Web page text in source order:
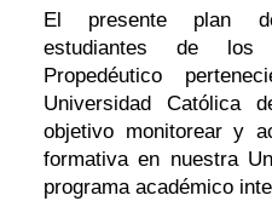
El presente plan
estudiantes de los
Propedéutico
Universidad Católica
objetivo monitorear y
formativa en nuestra
programa académico